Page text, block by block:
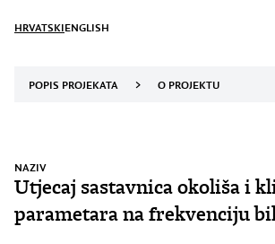
HRVATSKIENGLISH
POPIS PROJEKATA > O PROJEKTU
NAZIV
Utjecaj sastavnica okoliša i
parametara na frekvenciju